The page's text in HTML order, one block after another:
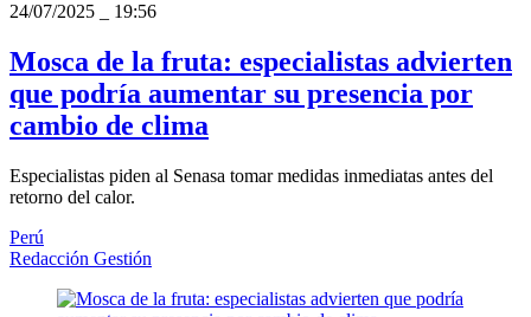
24/07/2025
19:56
Mosca de la fruta: especialistas advierten
que podría aumentar su presencia por
cambio de clima
Especialistas piden al Senasa tomar medidas inmediatas antes del
retorno del calor.
Perú
Redacción Gestión